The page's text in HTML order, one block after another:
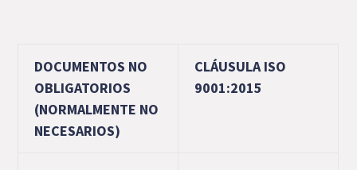
DOCUMENTOS NO
OBLIGATORIOS
(NORMALMENTE NO
NECESARIOS)
CLÁUSULA ISO
9001:2015